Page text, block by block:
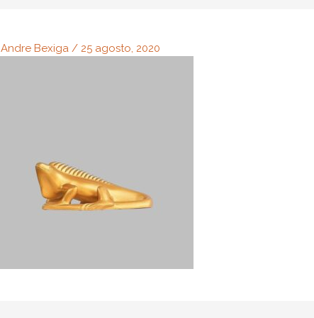
Andre Bexiga / 25 agosto, 2020